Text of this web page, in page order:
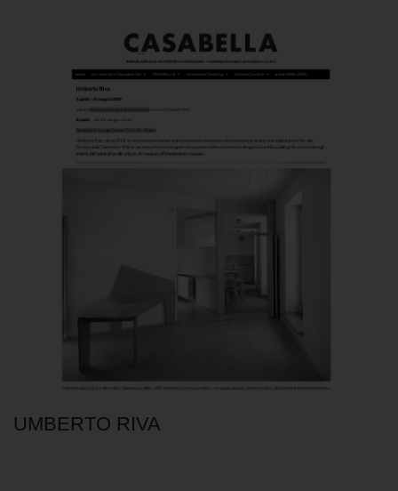
UMBERTO RIVA